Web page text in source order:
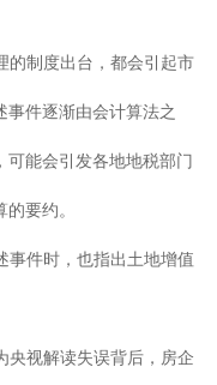
的制度出台，都会引起市
事件逐渐由会计算法之
可能会引发各地地税部门
要约。
事件时，也指出土地增值
央视解读失误背后，房企